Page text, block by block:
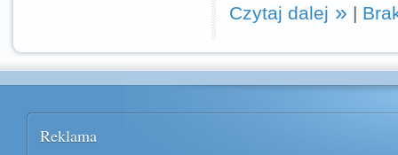
Czytaj dalej |
Reklama